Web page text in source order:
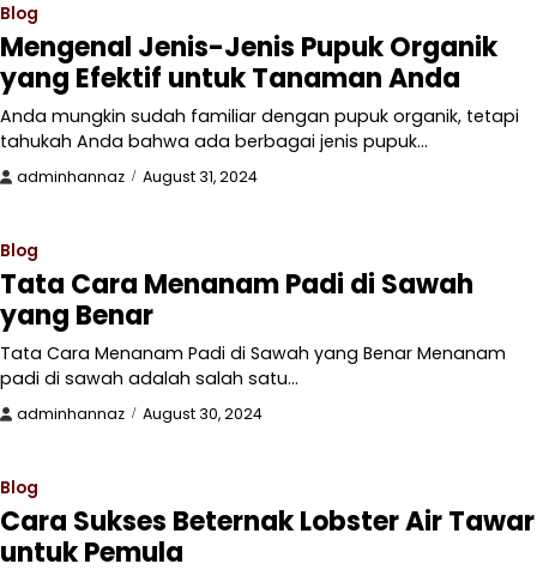
Blog
Mengenal Jenis-Jenis Pupuk Organik
yang Efektif untuk Tanaman Anda
Anda mungkin sudah familiar dengan pupuk organik, tetapi
tahukah Anda bahwa ada berbagai jenis pupuk…
adminhannaz August 31, 2024
Blog
Tata Cara Menanam Padi di Sawah
yang Benar
Tata Cara Menanam Padi di Sawah yang Benar Menanam
padi di sawah adalah salah satu…
adminhannaz August 30, 2024
Blog
Cara Sukses Beternak Lobster Air Tawar
untuk Pemula